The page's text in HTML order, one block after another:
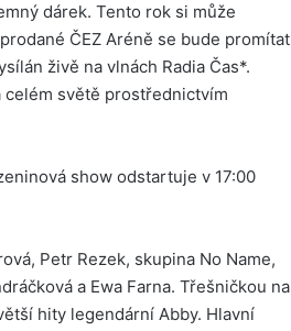
dárek. Tento rok si může
ČEZ Aréně se bude promítat
živě na vlnách Radia Čas*.
světě prostřednictvím
show odstartuje v 17:00
Petr Rezek, skupina No Name,
a Ewa Farna. Třešničkou na
hity legendární Abby. Hlavní